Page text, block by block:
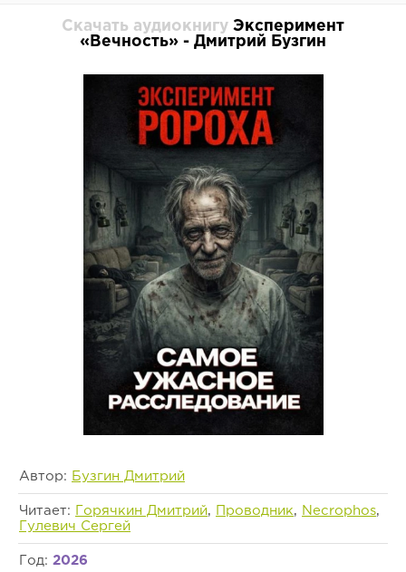
Скачать аудиокнигу Эксперимент
«Вечность» - Дмитрий Бузгин
Автор: Бузгин Дмитрий
Читает: Горячкин Дмитрий Проводник Necrophos
Гулевич Сергей
Год: 2026